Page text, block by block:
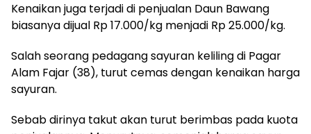
Kenaikan juga terjadi di penjualan Daun Bawang
biasanya dijual Rp 17.000/kg menjadi Rp 25.000/kg.
Salah seorang pedagang sayuran keliling di Pagar
Alam Fajar (38), turut cemas dengan kenaikan harga
sayuran.
Sebab dirinya takut akan turut berimbas pada kuota